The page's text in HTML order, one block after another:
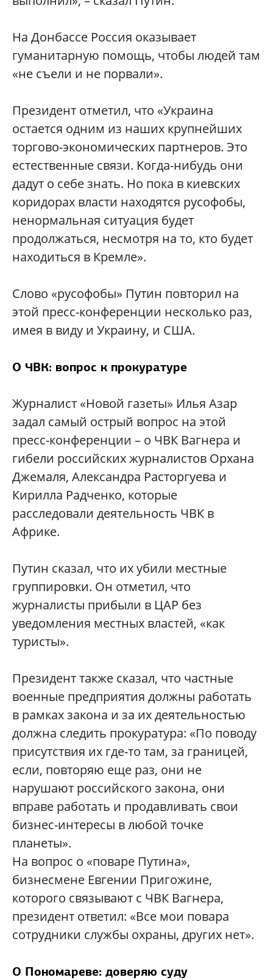
На Донбассе Россия оказывает
гуманитарную помощь, чтобы людей там
«не съели и не порвали».
Президент отметил, что «Украина
остается одним из наших крупнейших
торгово-экономических партнеров. Это
естественные связи. Когда-нибудь они
дадут о себе знать. Но пока в киевских
коридорах власти находятся русофобы,
ненормальная ситуация будет
продолжаться, несмотря на то, кто будет
находиться в Кремле».
Слово «русофобы» Путин повторил на
этой пресс-конференции несколько раз,
имея в виду и Украину, и США.
О ЧВК: вопрос к прокуратуре
Журналист «Новой газеты» Илья Азар
задал самый острый вопрос на этой
пресс-конференции – о ЧВК Вагнера и
гибели российских журналистов Орхана
Джемаля, Александра Расторгуева и
Кирилла Радченко, которые
расследовали деятельность ЧВК в
Африке.
Путин сказал, что их убили местные
группировки. Он отметил, что
журналисты прибыли в ЦАР без
уведомления местных властей, «как
туристы».
Президент также сказал, что частные
военные предприятия должны работать
в рамках закона и за их деятельностью
должна следить прокуратура: «По поводу
присутствия их где-то там, за границей,
если, повторяю еще раз, они не
нарушают российского закона, они
вправе работать и продавливать свои
бизнес-интересы в любой точке
планеты».
На вопрос о «поваре Путина»,
бизнесмене Евгении Пригожине,
которого связывают с ЧВК Вагнера,
президент ответил: «Все мои повара
сотрудники службы охраны, других нет».
О Пономареве: доверяю суду